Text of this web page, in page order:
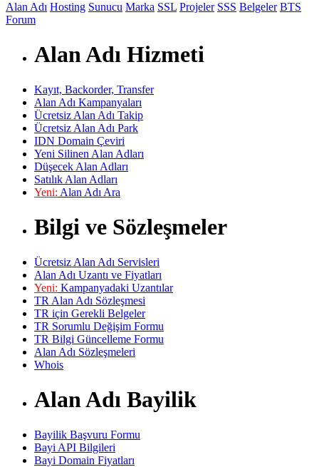
Alan Adı Hosting Sunucu Marka SSL Projeler SSS Belgeler BTS
Forum
Alan Adı Hizmeti
Kayıt, Backorder, Transfer
Alan Adı Kampanyaları
Ücretsiz Alan Adı Takip
Ücretsiz Alan Adı Park
IDN Domain Çeviri
Yeni Silinen Alan Adları
Düşecek Alan Adları
Satılık Alan Adları
Yeni: Alan Adı Ara
Bilgi ve Sözleşmeler
Ücretsiz Alan Adı Servisleri
Alan Adı Uzantı ve Fiyatları
Yeni: Kampanyadaki Uzantılar
TR Alan Adı Sözleşmesi
TR için Gerekli Belgeler
TR Sorumlu Değişim Formu
TR Bilgi Güncelleme Formu
Alan Adı Sözleşmeleri
Whois
Alan Adı Bayilik
Bayilik Başvuru Formu
Bayi API Bilgileri
Bayi Domain Fiyatları